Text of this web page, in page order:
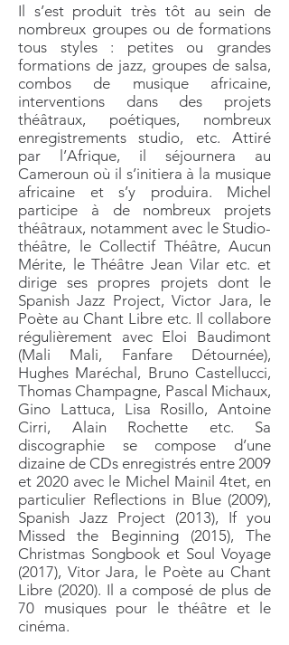
Il s’est produit très tôt au sein de
nombreux groupes ou de formations
tous styles : petites ou grandes
formations de jazz, groupes de salsa,
combos de musique africaine,
interventions dans des projets
théâtraux, poétiques, nombreux
enregistrements studio, etc. Attiré
par l’Afrique, il séjournera au
Cameroun où il s’initiera à la musique
africaine et s’y produira. Michel
participe à de nombreux projets
théâtraux, notamment avec le Studio-
théâtre, le Collectif Théâtre, Aucun
Mérite, le Théâtre Jean Vilar etc. et
dirige ses propres projets dont le
Spanish Jazz Project, Victor Jara, le
Poète au Chant Libre etc. Il collabore
régulièrement avec Eloi Baudimont
(Mali Mali, Fanfare Détournée),
Hughes Maréchal, Bruno Castellucci,
Thomas Champagne, Pascal Michaux,
Gino Lattuca, Lisa Rosillo, Antoine
Cirri, Alain Rochette etc. Sa
discographie se compose d’une
dizaine de CDs enregistrés entre 2009
et 2020 avec le Michel Mainil 4tet, en
particulier Reflections in Blue (2009),
Spanish Jazz Project (2013), If you
Missed the Beginning (2015), The
Christmas Songbook et Soul Voyage
(2017), Vitor Jara, le Poète au Chant
Libre (2020). Il a composé de plus de
70 musiques pour le théâtre et le
cinéma.